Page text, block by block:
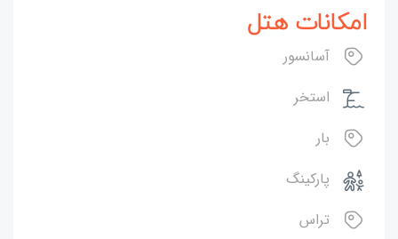
امکانات هتل
آسانسور
استخر
بار
پارکینگ
تراس